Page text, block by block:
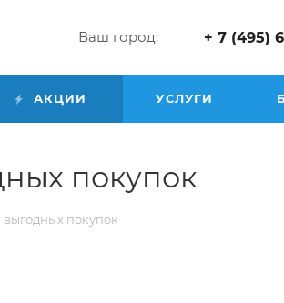
Ваш город: + 7 (495)
АКЦИИ УСЛУГИ
покупок
покупок